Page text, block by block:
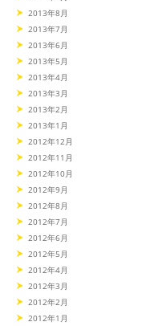
2013年8月
2013年7月
2013年6月
2013年5月
2013年4月
2013年3月
2013年2月
2013年1月
2012年12月
2012年11月
2012年10月
2012年9月
2012年8月
2012年7月
2012年6月
2012年5月
2012年4月
2012年3月
2012年2月
2012年1月